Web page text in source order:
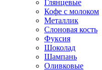
Глянцевые
Кофе с молоком
Металлик
Слоновая кость
Фуксия
Шоколад
Шампань
Оливковые